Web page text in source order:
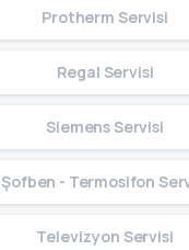
Protherm Servisi
Regal Servisi
Siemens Servisi
Şofben - Termosifon
Televizyon Servisi